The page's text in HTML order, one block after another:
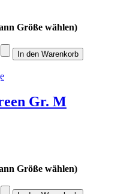
Größe wählen)
Gr. M
Größe wählen)